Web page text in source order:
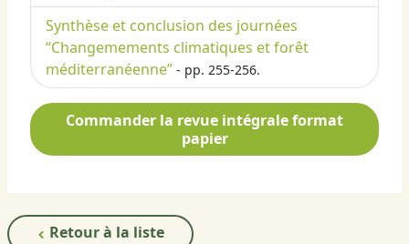
Synthèse et conclusion des journées
“Changemements climatiques et forêt
méditerranéenne” - pp. 255-256.
Commander la revue intégrale format
papier
Retour à la liste